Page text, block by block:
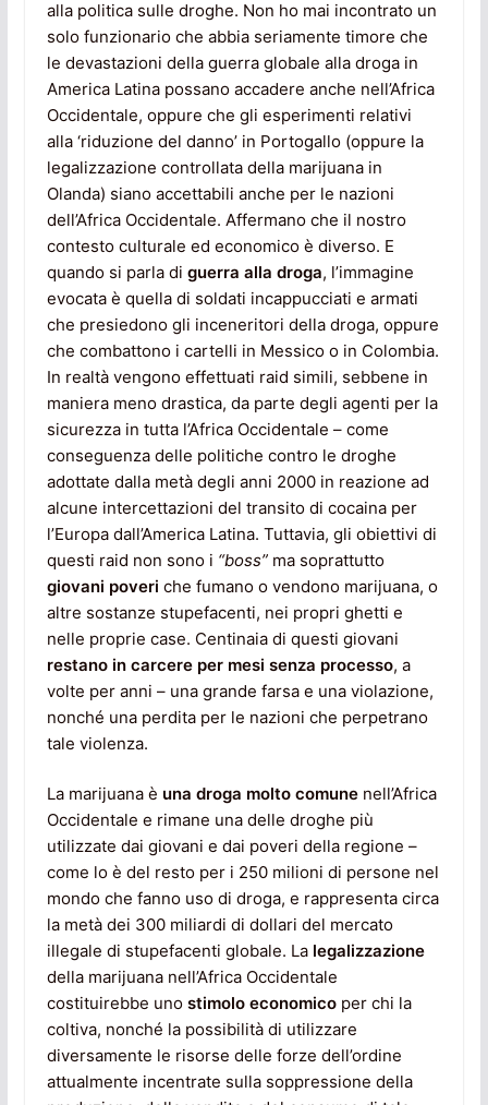
alla politica sulle droghe. Non ho mai incontrato un
solo funzionario che abbia seriamente timore che
le devastazioni della guerra globale alla droga in
America Latina possano accadere anche nell’Africa
Occidentale, oppure che gli esperimenti relativi
alla ‘riduzione del danno’ in Portogallo (oppure la
legalizzazione controllata della marijuana in
Olanda) siano accettabili anche per le nazioni
dell’Africa Occidentale. Affermano che il nostro
contesto culturale ed economico è diverso. E
quando si parla di guerra alla droga, l’immagine
evocata è quella di soldati incappucciati e armati
che presiedono gli inceneritori della droga, oppure
che combattono i cartelli in Messico o in Colombia.
In realtà vengono effettuati raid simili, sebbene in
maniera meno drastica, da parte degli agenti per la
sicurezza in tutta l’Africa Occidentale – come
conseguenza delle politiche contro le droghe
adottate dalla metà degli anni 2000 in reazione ad
alcune intercettazioni del transito di cocaina per
l’Europa dall’America Latina. Tuttavia, gli obiettivi di
questi raid non sono i “boss”ma soprattutto
giovani poveri che fumano o vendono marijuana, o
altre sostanze stupefacenti, nei propri ghetti e
nelle proprie case. Centinaia di questi giovani
restano in carcere per mesi senza processo, a
volte per anni – una grande farsa e una violazione,
nonché una perdita per le nazioni che perpetrano
tale violenza.
La marijuana è una droga molto comunenell’Africa
Occidentale e rimane una delle droghe più
utilizzate dai giovani e dai poveri della regione –
come lo è del resto per i 250 milioni di persone nel
mondo che fanno uso di droga, e rappresenta circa
la metà dei 300 miliardi di dollari del mercato
illegale di stupefacenti globale. La legalizzazione
della marijuana nell’Africa Occidentale
costituirebbe uno stimolo economicoper chi la
coltiva, nonché la possibilità di utilizzare
diversamente le risorse delle forze dell’ordine
attualmente incentrate sulla soppressione della